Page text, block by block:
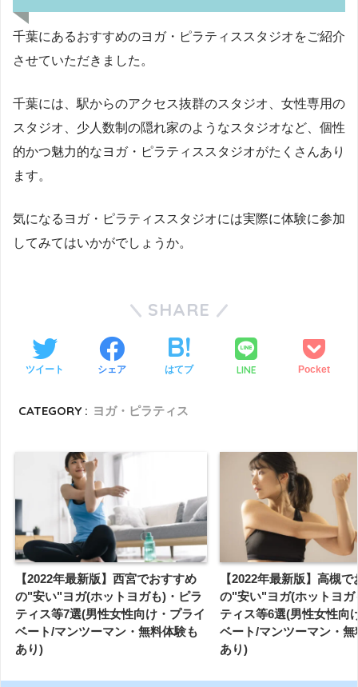
千葉にあるおすすめのヨガ・ピラティススタジオをご紹介
させていただきました。
千葉には、駅からのアクセス抜群のスタジオ、女性専用の
スタジオ、少人数制の隠れ家のようなスタジオなど、個性
的かつ魅力的なヨガ・ピラティススタジオがたくさんあり
ます。
気になるヨガ・ピラティススタジオには実際に体験に参加
してみてはいかがでしょうか。
SHARE
ツイート シェア はてブ LINE Pocket
CATEGORY : ヨガ・ピラティス
【2022年最新版】西宮でおすすめ
の"安い"ヨガ(ホットヨガも)・ピラ
ティス等7選(男性女性向け・プライ
ベート/マンツーマン・無料体験も
あり)
【2022年最新版】高槻
の"安い"ヨガ(ホットヨガ
ティス等6選(男性女性向
ベート/マンツーマン・無
あり)